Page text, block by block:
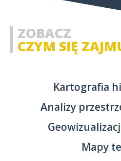
MAPY
ZOBACZ
CZYM SIĘ
Kartografia
Analizy
Mapy